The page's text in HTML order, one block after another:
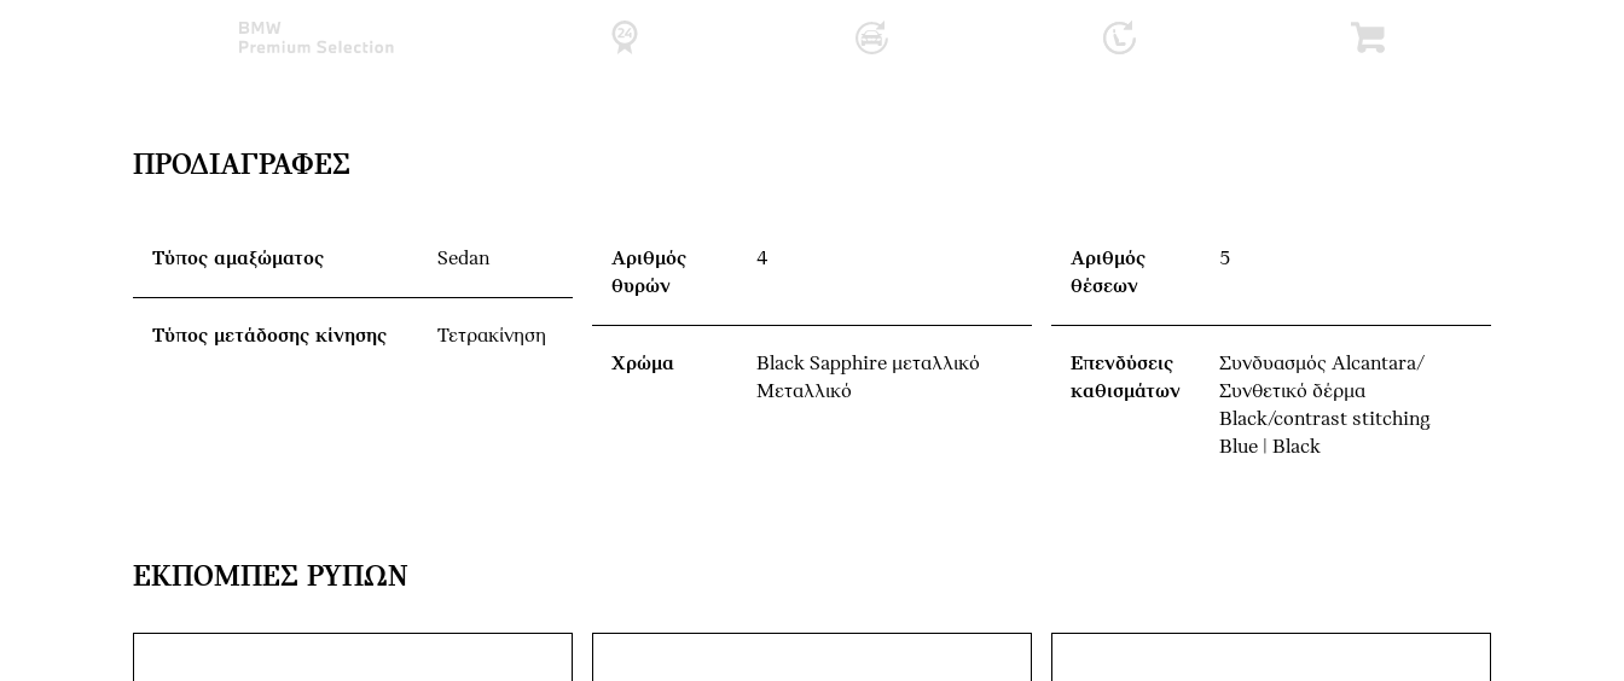
ΠΡΟΔΙΑΓΡΑΦΈΣ
Τύπος αμαξώματος Sedan
Τύπος μετάδοσης κίνησης Τετρακίνηση
Αριθμός
θυρών
4
Χρώμα
Black Sapphire μεταλλικό
Μεταλλικό
Αριθμός
θέσεων
5
Επενδύσεις
καθισμάτων
Συνδυασμός Alcantara/
Συνθετικό δέρμα
Black/contrast stitching
Blue | Black
ΕΚΠΟΜΠΈΣ ΡΎΠΩΝ